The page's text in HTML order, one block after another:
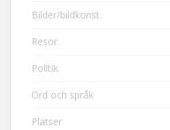
Bilder/bildkonst
Resor
Politik
Ord och språk
Platser